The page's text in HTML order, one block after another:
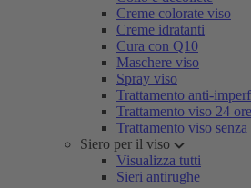
Creme colorate viso
Creme idratanti
Cura con Q10
Maschere viso
Spray viso
Trattamento anti-
Trattamento viso 24
Trattamento viso senza
Siero per il viso
Visualizza tutti
Sieri antirughe